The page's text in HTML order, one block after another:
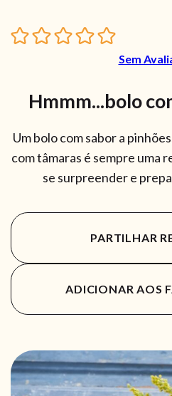
Sem
Hmmm...bolo
Um bolo com sabor a
com tâmaras é sempre uma
se surpreender e
PARTILHAR
ADICIONAR AOS